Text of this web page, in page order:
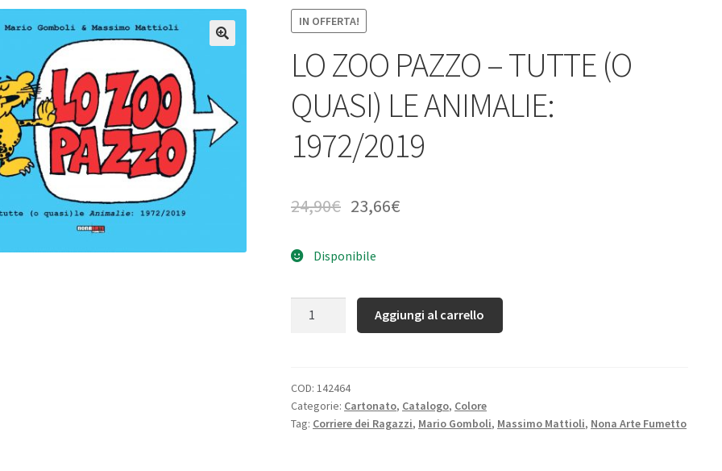
IN OFFERTA!
LO ZOO PAZZO – TUTTE (O
QUASI) LE ANIMALIE:
1972/2019
24,90€ 23,66€
Disponibile
Aggiungi al carrello
COD: 142464
Categorie: Cartonato, Catalogo, Colore
Tag: Corriere dei Ragazzi, Mario Gomboli, Massimo Mattioli, Nona Arte Fumetto